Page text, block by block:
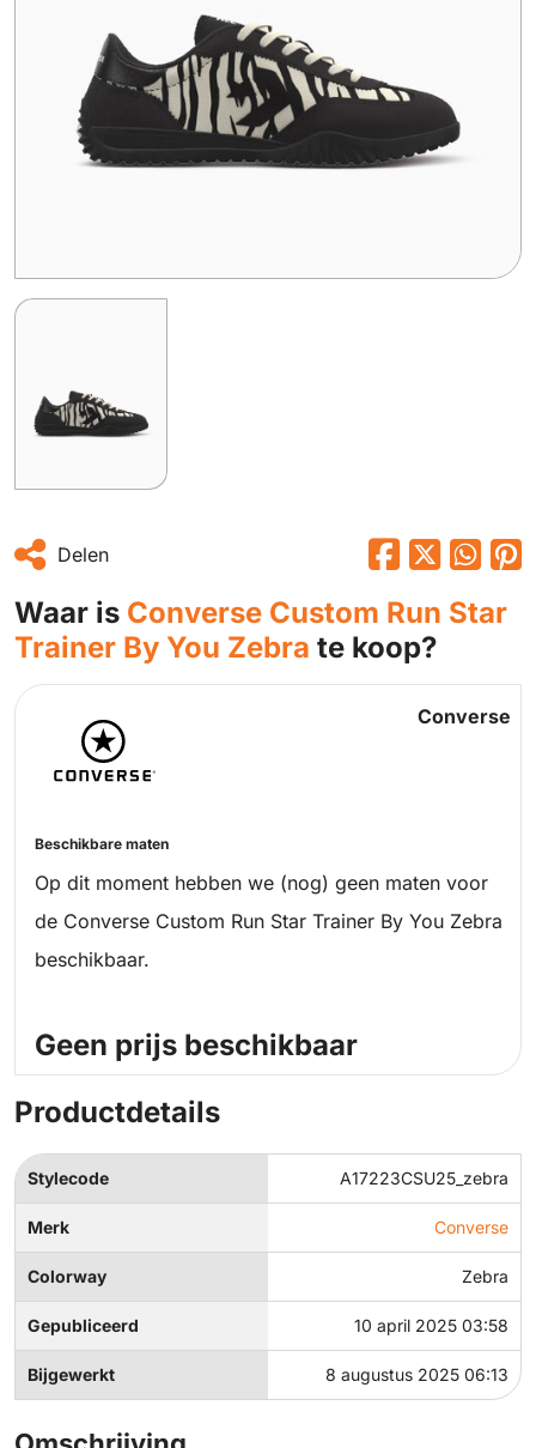
Delen
Waar is Converse Custom Run Star
Trainer By You Zebra te koop?
Converse
Beschikbare maten
Op dit moment hebben we (nog) geen maten voor
de Converse Custom Run Star Trainer By You Zebra
beschikbaar.
Geen prijs beschikbaar
Productdetails
Stylecode A17223CSU25_zebra
Merk Converse
Colorway Zebra
Gepubliceerd 10 april 2025 03:58
Bijgewerkt 8 augustus 2025 06:13